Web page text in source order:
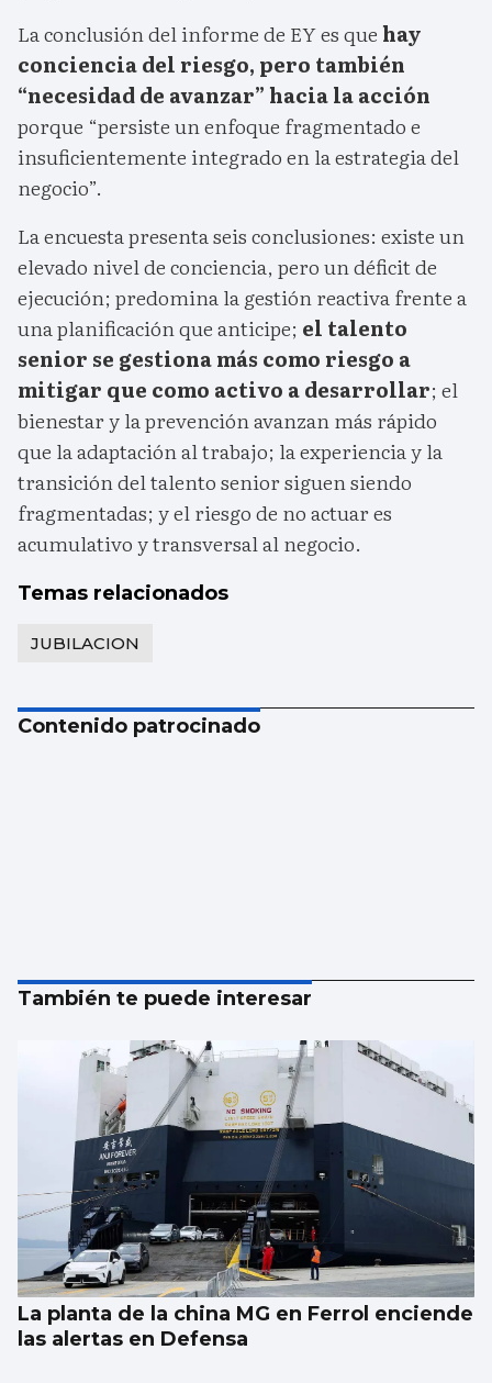
La conclusión del informe de EY es que hay
conciencia del riesgo, pero también
“necesidad de avanzar” hacia la acción
porque “persiste un enfoque fragmentado e
insuficientemente integrado en la estrategia del
negocio”.
La encuesta presenta seis conclusiones: existe un
elevado nivel de conciencia, pero un déficit de
ejecución; predomina la gestión reactiva frente a
una planificación que anticipe; el talento
senior se gestiona más como riesgo a
mitigar que como activo a desarrollar; el
bienestar y la prevención avanzan más rápido
que la adaptación al trabajo; la experiencia y la
transición del talento senior siguen siendo
fragmentadas; y el riesgo de no actuar es
acumulativo y transversal al negocio.
Temas relacionados
JUBILACION
Contenido patrocinado
También te puede interesar
La planta de la china MG en Ferrol enciende
las alertas en Defensa